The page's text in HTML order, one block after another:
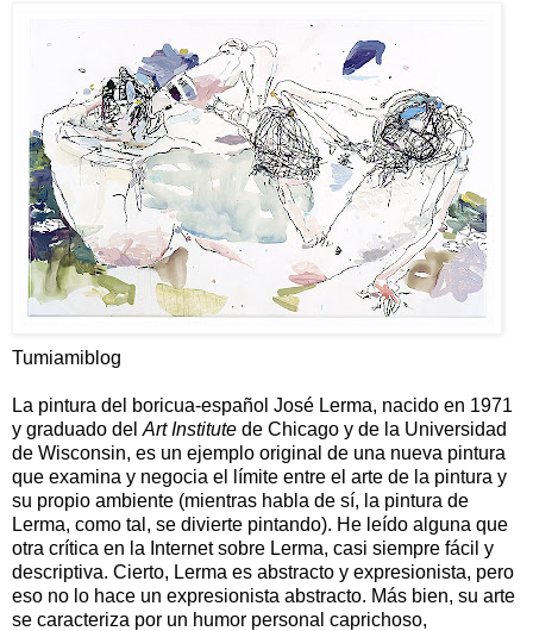
Tumiamiblog
La pintura del boricua-español José Lerma, nacido en 1971
y graduado del Art Institute de Chicago y de la Universidad
de Wisconsin, es un ejemplo original de una nueva pintura
que examina y negocia el límite entre el arte de la pintura y
su propio ambiente (mientras habla de sí, la pintura de
Lerma, como tal, se divierte pintando). He leído alguna que
otra crítica en la Internet sobre Lerma, casi siempre fácil y
descriptiva. Cierto, Lerma es abstracto y expresionista, pero
eso no lo hace un expresionista abstracto. Más bien, su arte
se caracteriza por un humor personal caprichoso,